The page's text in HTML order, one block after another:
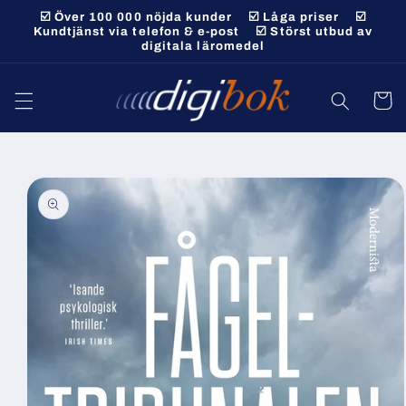
vidare
till
☑️ Över 100 000 nöjda kunder ☑️ Låga priser ☑️
Kundtjänst via telefon & e-post ☑️ Störst utbud av
digitala läromedel
vidare till